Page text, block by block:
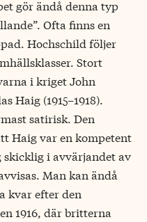
gör ändå denna typ
Ofta finns en
Hochschild följer
Stort
i kriget John
Haig (1915–1918).
satirisk. Den
Haig var en kompetent
skicklig i avvärjandet av
Man kan ändå
kvar efter den
1916, där britterna